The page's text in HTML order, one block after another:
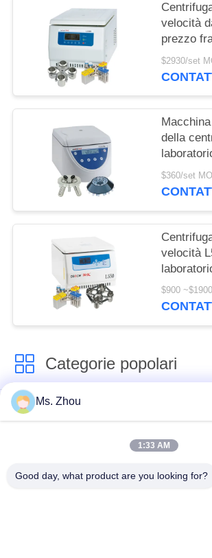
PRIVACY
POLICY
velocità
prezzo
grande
$2930/set
della
$360/set
velocità
coltura
medicina
$900
Categorie popolari
macchina della
centrifuga del
Centrifuga di PRF di
Ms. Zhou
1:33 AM
Good day, what product are you looking for?